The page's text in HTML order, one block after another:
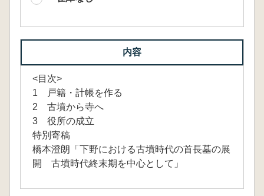
内容
<目次>
1 戸籍・計帳を作る
2 古墳から寺へ
3 役所の成立
特別寄稿
橋本澄朗「下野における古墳時代の首長墓の展
開 古墳時代終末期を中心として」